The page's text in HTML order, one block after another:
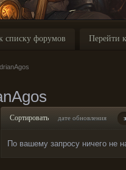
списку форумов Перейти
Сортировать дате обновления
По вашему запросу ничего не